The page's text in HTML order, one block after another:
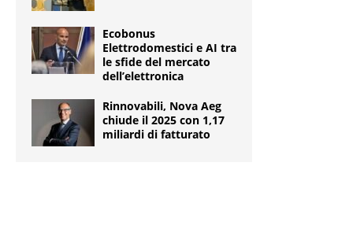
Ecobonus
Elettrodomestici e AI tra
le sfide del mercato
dell’elettronica
Rinnovabili, Nova Aeg
chiude il 2025 con 1,17
miliardi di fatturato